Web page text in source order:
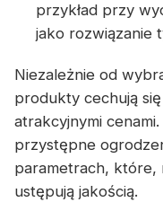
przykład przy
jako rozwiązanie
Niezależnie od
produkty cechują
atrakcyjnymi
przystępne
parametrach, które,
ustępują jakością.